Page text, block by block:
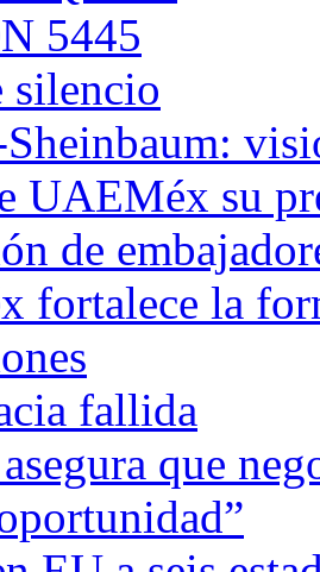
5445
silencio
UAEMéx su
de
fortalece la
fallida
que